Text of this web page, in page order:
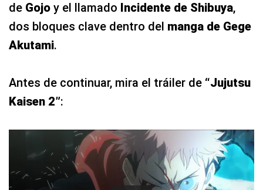
de Gojo y el llamado Incidente de Shibuya,
dos bloques clave dentro del manga de Gege
Akutami.
Antes de continuar, mira el tráiler de “Jujutsu
Kaisen 2”: